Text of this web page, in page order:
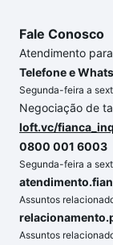
Fale Conosco
Atendimento
Telefone e
Segunda-feira a
Negociação de
loft.vc/
0800 001 6003
Segunda-feira a
Assuntos
Assuntos